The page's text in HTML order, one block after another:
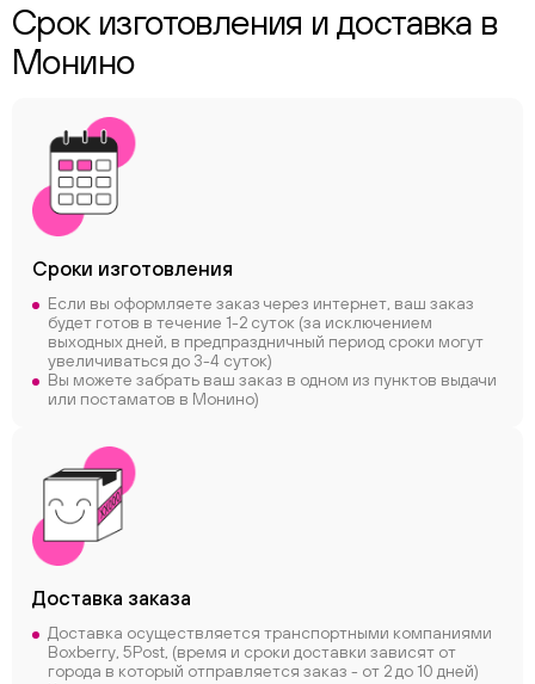
Срок изготовления и доставка в
Монино
Сроки изготовления
Если вы оформляете заказ через интернет, ваш заказ
будет готов в течение 1-2 суток (за исключением
выходных дней, в предпраздничный период сроки могут
увеличиваться до 3-4 суток)
Вы можете забрать ваш заказ в одном из пунктов выдачи
или постаматов в Монино)
Доставка заказа
Доставка осуществляется транспортными компаниями
Boxberry, 5Post, (время и сроки доставки зависят от
города в который отправляется заказ - от 2 до 10 дней)